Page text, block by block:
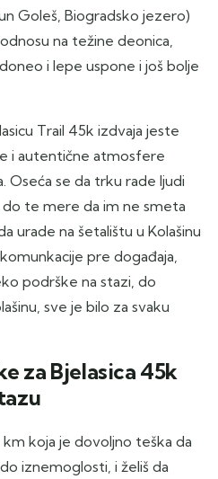
Goleš, Biogradsko jezero)
na težine deonica,
i lepe uspone i još bolje
Trail 45k izdvaja jeste
i autentične atmosfere
Oseća se da trku rade ljudi
do te mere da im ne smeta
urade na šetalištu u Kolašinu
pre događaja,
podrške na stazi, do
sve je bilo za svaku
za Bjelasica 45k
koja je dovoljno teška da
iznemoglosti, i želiš da